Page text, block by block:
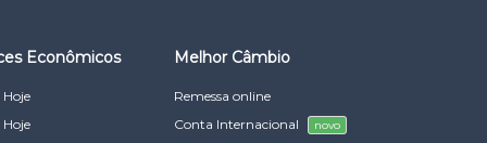
Econômicos
Hoje
Hoje
Melhor Câmbio
Remessa online
Conta Internacional
novo